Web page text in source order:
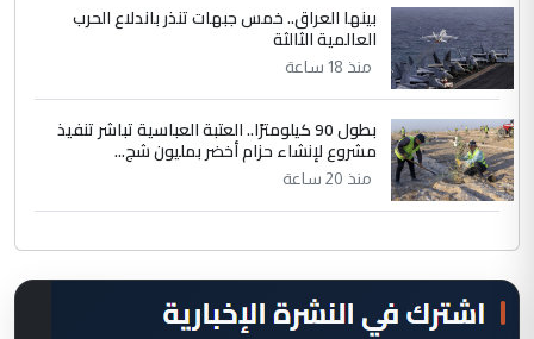
بينها العراق.. خمس جبهات تنذر باندلاع الحرب
العالمية الثالثة
منذ 18 ساعة
بطول 90 كيلومترًا.. العتبة العباسية تباشر تنفيذ
مشروع لإنشاء حزام أخضر بمليون شج...
منذ 20 ساعة